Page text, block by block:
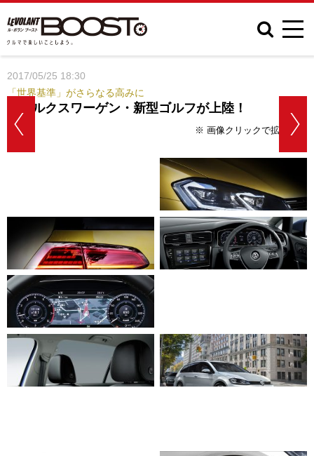
2017/05/25 18:30
「世界基準」がさらなる高みに
フォルクスワーゲン・新型ゴルフが上陸！
※ 画像クリックで拡大表示